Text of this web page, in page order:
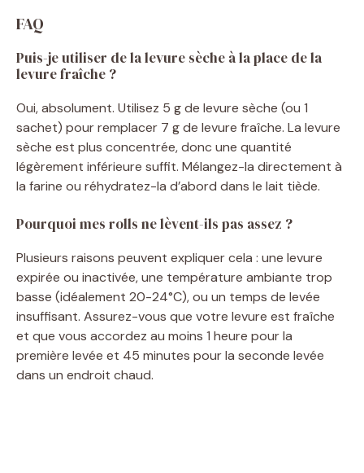
FAQ
Puis-je utiliser de la levure sèche à la place de la
levure fraîche ?
Oui, absolument. Utilisez 5 g de levure sèche (ou 1
sachet) pour remplacer 7 g de levure fraîche. La levure
sèche est plus concentrée, donc une quantité
légèrement inférieure suffit. Mélangez-la directement à
la farine ou réhydratez-la d’abord dans le lait tiède.
Pourquoi mes rolls ne lèvent-ils pas assez ?
Plusieurs raisons peuvent expliquer cela : une levure
expirée ou inactivée, une température ambiante trop
basse (idéalement 20-24°C), ou un temps de levée
insuffisant. Assurez-vous que votre levure est fraîche
et que vous accordez au moins 1 heure pour la
première levée et 45 minutes pour la seconde levée
dans un endroit chaud.